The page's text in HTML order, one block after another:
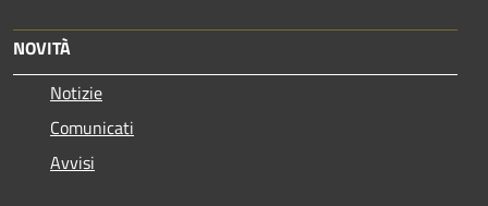
NOVITÀ
Notizie
Comunicati
Avvisi